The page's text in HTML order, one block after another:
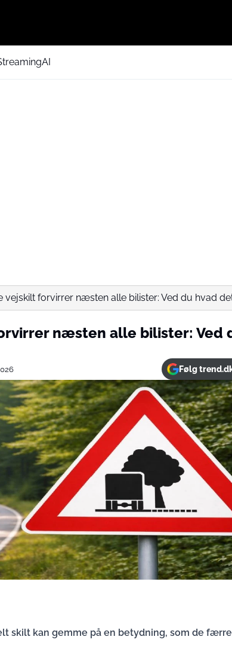
AI
vejskilt forvirrer næsten alle bilister: Ved du hvad
næsten alle bilister: Ved
Følg
skilt kan gemme på en betydning, som de